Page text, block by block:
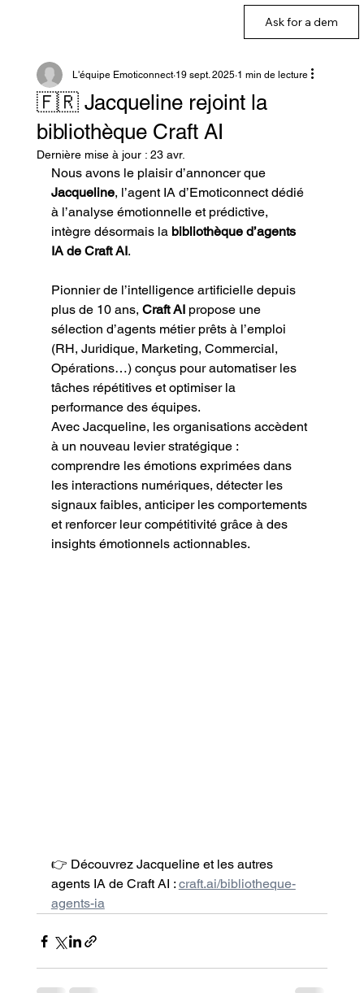
Ask for a dem
🇫🇷 Jacqueline rejoint la
bibliothèque Craft AI
L'équipe Emoticonnect 19 sept. 2025 1 min de lecture
Dernière mise à jour : 23 avr.
Nous avons le plaisir d’annoncer que
Jacqueline, l’agent IA d’Emoticonnect dédié
à l’analyse émotionnelle et prédictive,
intègre désormais la bibliothèque d’agents
IA de Craft AI.
Pionnier de l’intelligence artificielle depuis
plus de 10 ans, Craft AI propose une
sélection d’agents métier prêts à l’emploi
(RH, Juridique, Marketing, Commercial,
Opérations…) conçus pour automatiser les
tâches répétitives et optimiser la
performance des équipes.
Avec Jacqueline, les organisations accèdent
à un nouveau levier stratégique :
comprendre les émotions exprimées dans
les interactions numériques, détecter les
signaux faibles, anticiper les comportements
et renforcer leur compétitivité grâce à des
insights émotionnels actionnables.
👉 Découvrez Jacqueline et les autres
agents IA de Craft AI : craft.ai/bibliotheque-
agents-ia